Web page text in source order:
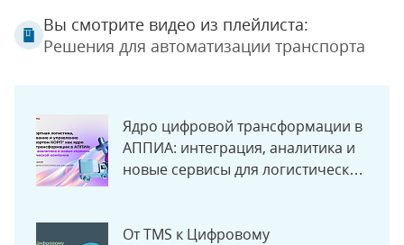
Вы смотрите видео из плейлиста:
Решения для автоматизации транспорта
Ядро цифровой трансформации в
АППИА: интеграция, аналитика и
новые сервисы для логистической
От TMS к Цифровому